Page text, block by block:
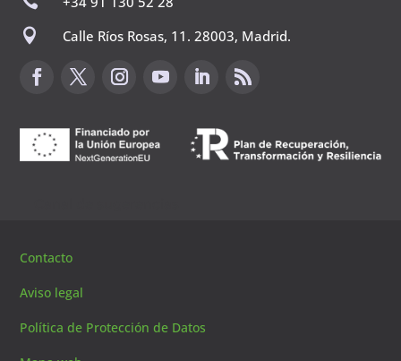

Calle Ríos Rosas, 11. 28003, Madrid.
Contacto
Aviso legal
Política de Protección de Datos